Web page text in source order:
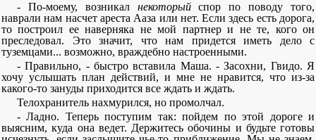
- По-моему, возникал некоторыйспор по поводу того,
наврали нам насчет ареста Ааза или нет. Если здесь есть дорога,
то построил ее наверняка не мой партнер и не те, кого он
преследовал. Это значит, что нам придется иметь дело с
туземцами... возможно, враждебно настроенными.
- Правильно, - быстро вставила Маша. - Засохни, Гвидо. Я
хочу услышать план действий, и мне не нравится, что из-за
какого-то зануды приходится все ждать и ждать.
Телохранитель нахмурился, но промолчал.
- Ладно. Теперь поступим так: пойдем по этой дороге и
выясним, куда она ведет. Держитесь обочины и будьте готовы